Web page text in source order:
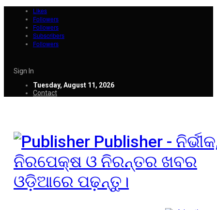
Likes
Followers
Followers
Subscribers
Followers
Sign In
Tuesday, August 11, 2026
Contact
Publisher -
ନିରପେକ୍ଷ ଓ ନିରନ୍ତର ଖବର
ଓଡ଼ିଆରେ ପଢ଼ନ୍ତୁ।